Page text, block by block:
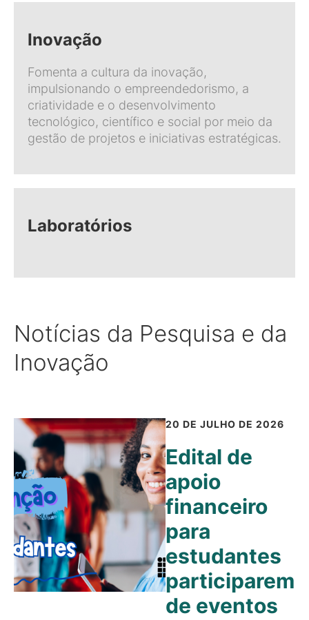
Inovação
Fomenta a cultura da inovação,
impulsionando o empreendedorismo, a
criatividade e o desenvolvimento
tecnológico, científico e social por meio da
gestão de projetos e iniciativas estratégicas.
Laboratórios
Notícias da Pesquisa e da
Inovação
20 DE JULHO DE 2026
Edital de
apoio
financeiro
para
estudantes
participarem
de eventos